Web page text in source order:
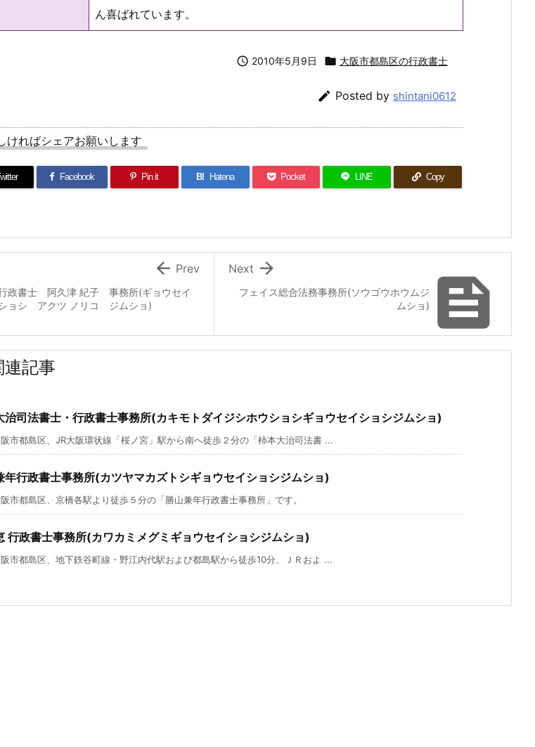
ん喜ばれています。
 2010年5月9日  大阪市都島区の行政書士
 Posted by shintani0612
ければシェアお願いします
Facebook Pin it B! Hatena Pocket LINE Copy

フェイス総合法務事務所(ソウゴウホウムジ
ムショ)

Next
政書士 阿久津 紀子 事務所(ギョウセイ
ョシ アクツ ノリコ ジムショ)
 Prev
連記事
治司法書士・行政書士事務所(カキモトダイジシホウショシギョウセイショシジムショ)
市都島区、JR大阪環状線「桜ノ宮」駅から南へ徒歩２分の「柿本大治司法書 ...
年行政書士事務所(カツヤマカズトシギョウセイショシジムショ)
市都島区、京橋各駅より徒歩５分の「勝山兼年行政書士事務所」です。
行政書士事務所(カワカミメグミギョウセイショシジムショ)
市都島区、地下鉄谷町線・野江内代駅および都島駅から徒歩10分、ＪＲおよ ...